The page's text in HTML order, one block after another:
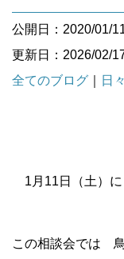
公開日：2020/01/
更新日：2026/02/
全てのブログ
日
1月11日（土）
この相談会では